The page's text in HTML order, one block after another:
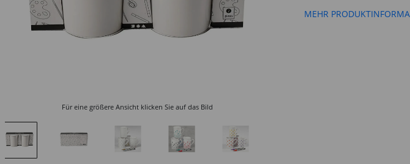
Für eine größere Ansicht klicken Sie auf das Bild
MEHR